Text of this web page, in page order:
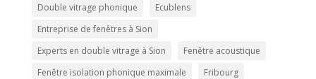
Double vitrage phonique
Ecublens
Entreprise de fenêtres à Sion
Experts en double vitrage à Sion
Fenêtre acoustique
Fenêtre isolation phonique maximale
Fribourg